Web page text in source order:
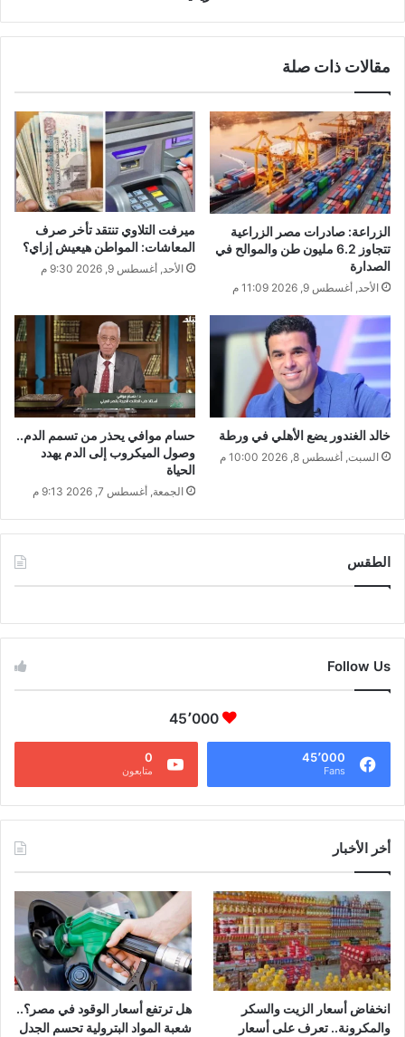
مقالات ذات صلة
الزراعة: صادرات مصر الزراعية
تتجاوز 6.2 مليون طن والموالح في
الصدارة
الأحد, أغسطس 9, 2026 11:09 م
ميرفت التلاوي تنتقد تأخر صرف
المعاشات: المواطن هيعيش إزاي؟
الأحد, أغسطس 9, 2026 9:30 م
خالد الغندور يضع الأهلي في ورطة
السبت, أغسطس 8, 2026 10:00 م
حسام موافي يحذر من تسمم الدم..
وصول الميكروب إلى الدم يهدد
الحياة
الجمعة, أغسطس 7, 2026 9:13 م
الطقس
Follow Us
45٬000
45٬000
Fans
0
متابعون
أخر الأخبار
انخفاض أسعار الزيت والسكر
والمكرونة.. تعرف على أسعار
هل ترتفع أسعار الوقود في مصر؟..
شعبة المواد البترولية تحسم الجدل